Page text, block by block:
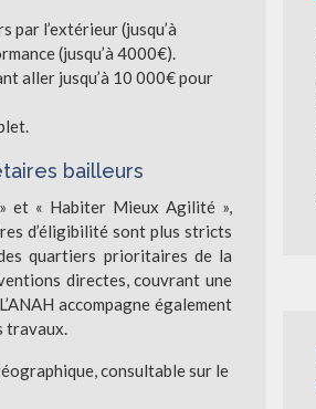
par l’extérieur (jusqu’à
(jusqu’à 4000€).
aller jusqu’à 10 000€ pour
bailleurs
» et « Habiter Mieux Agilité »,
d’éligibilité sont plus stricts
quartiers prioritaires de la
directes, couvrant une
accompagne également
travaux.
consultable sur le